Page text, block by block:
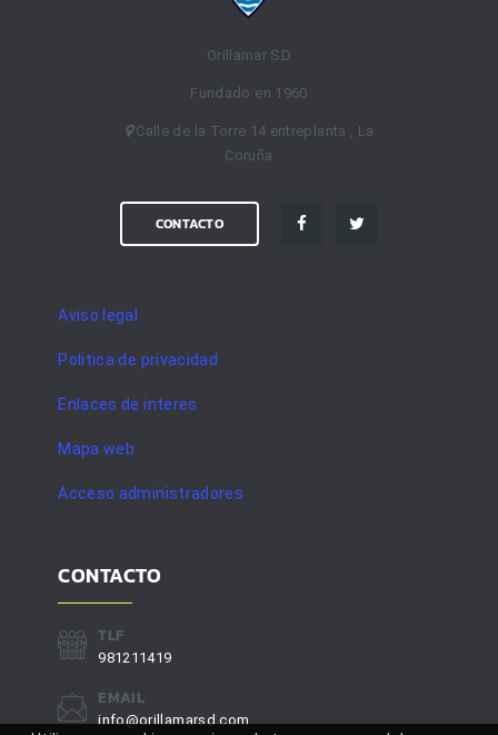
Orillamar SD
Fundado en 1960
Calle de la Torre 14 entreplanta , La
Coruña
CONTACTO
Aviso legal
Politica de privacidad
Enlaces de interes
Mapa web
Acceso administradores
CONTACTO
TLF
981211419
EMAIL
info@orillamarsd.com